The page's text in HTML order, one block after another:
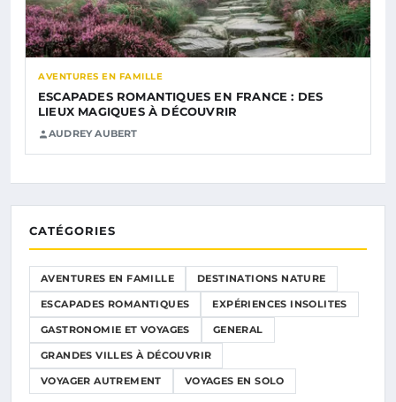
AVENTURES EN FAMILLE
ESCAPADES ROMANTIQUES EN FRANCE : DES
LIEUX MAGIQUES À DÉCOUVRIR
AUDREY AUBERT
CATÉGORIES
AVENTURES EN FAMILLE DESTINATIONS NATURE
ESCAPADES ROMANTIQUES EXPÉRIENCES INSOLITES
GASTRONOMIE ET VOYAGES GENERAL
GRANDES VILLES À DÉCOUVRIR
VOYAGER AUTREMENT VOYAGES EN SOLO